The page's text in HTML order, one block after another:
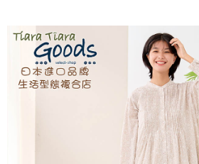
３．安心：先確認商品／服務後，再付款。
【「AFTEE先享後付」結帳流程】
１．於結帳方式選擇「AFTEE先享後付」後，
結帳頁面，進行簡訊認證並確認金額後，即可完
２．訂單成立數日內，您將收到繳費通知簡訊。
３．收到繳費通知簡訊後14天內，點擊此簡訊
ATM／網路銀行／等多元方式進行付款，方視
※ 請注意：結帳手續完成當下不需立刻繳費，
購買商品的店家。未經商家同意取消之訂單仍
全家取貨付款
每筆NT$60，滿NT$1,800(含以上)免運費
付款後全家取貨
每筆NT$60，滿NT$1,800(含以上)免運費
每筆NT$60，滿NT$2,000(含以上)免運費